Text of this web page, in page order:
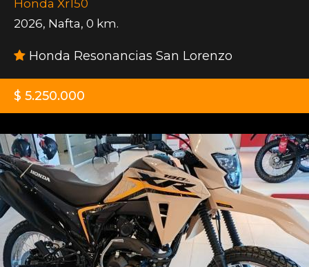
Honda Xr150
2026, Nafta, 0 km.
Honda Resonancias San Lorenzo
$ 5.250.000